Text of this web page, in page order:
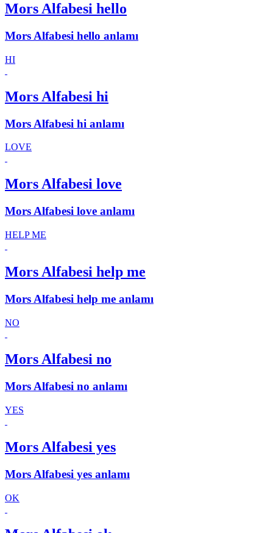
Mors Alfabesi hello
Mors Alfabesi hello anlamı
HI
Mors Alfabesi hi
Mors Alfabesi hi anlamı
LOVE
Mors Alfabesi love
Mors Alfabesi love anlamı
HELP ME
Mors Alfabesi help me
Mors Alfabesi help me anlamı
NO
Mors Alfabesi no
Mors Alfabesi no anlamı
YES
Mors Alfabesi yes
Mors Alfabesi yes anlamı
OK